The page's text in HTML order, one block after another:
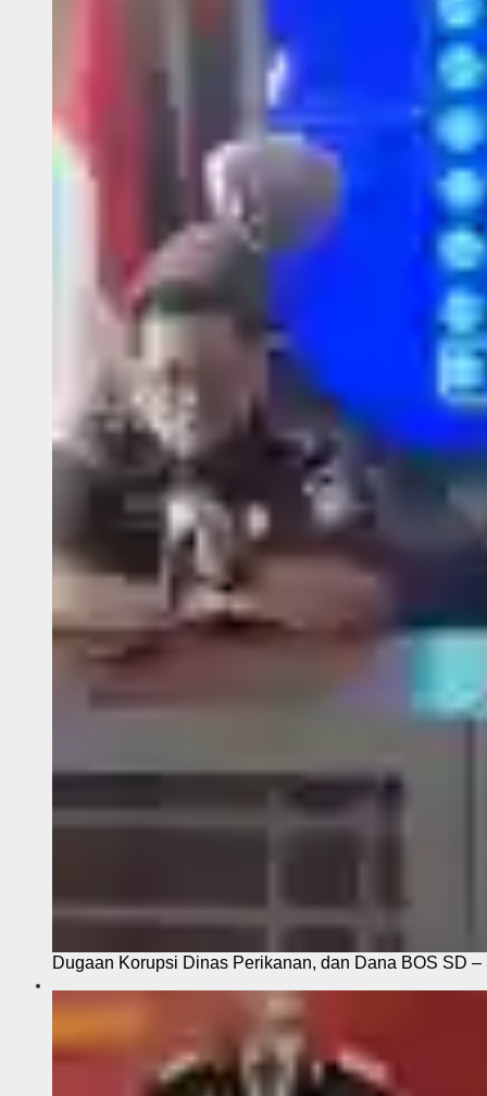
Dugaan Korupsi Dinas Perikanan, dan Dana BOS SD